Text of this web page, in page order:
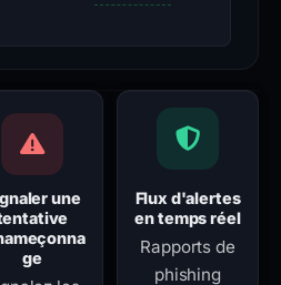
une
ge
Flux d'alertes
en temps réel
Rapports de
phishing